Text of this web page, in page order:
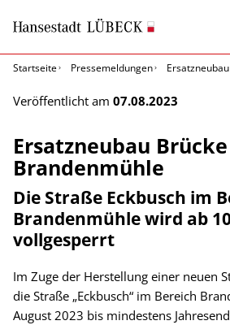
Startseite
Pressemeldungen
Veröffentlicht am 07.08.2023
Ersatzneubau
Brandenmühle
Die Straße Eckbusch im
Brandenmühle wird ab
vollgesperrt
Im Zuge der Herstellung einer neuen
die Straße „Eckbusch“ im Bereich
August 2023 bis mindestens